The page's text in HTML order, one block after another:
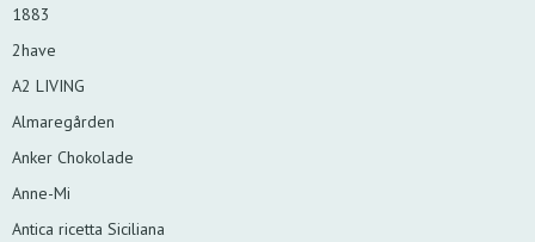
1883
2have
A2 LIVING
Almaregården
Anker Chokolade
Anne-Mi
Antica ricetta Siciliana